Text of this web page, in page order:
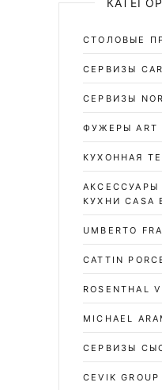
СТОЛОВЫЕ
CЕРВИЗЫ
СЕРВИЗЫ
ФУЖЕРЫ ART
КУХОННАЯ
КУХНИ CASA
UMBERTO
CATTIN
ROSENTHAL
MICHAEL
СЕРВИЗЫ
CEVIK GROUP